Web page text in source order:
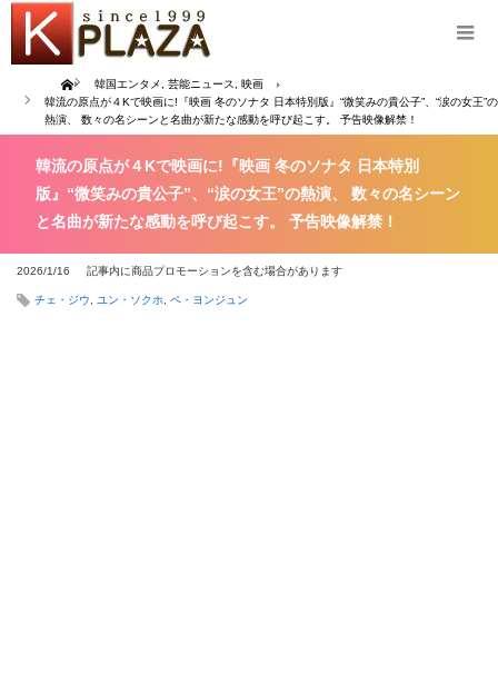
Home 韓国エンタメ 芸能ニュース
映画
韓流の原点が４Kで映画に!『映画 冬のソナタ 日本特別版』“微笑みの貴公子”、“涙の女王”の
熱演、 数々の名シーンと名曲が新たな感動を呼び起こす。 予告映像解禁！
韓流の原点が４Kで映画に!『映画 冬のソナタ 日本特別
版』“微笑みの貴公子”、“涙の女王”の熱演、 数々の名シーン
と名曲が新たな感動を呼び起こす。 予告映像解禁！
2026/1/16 記事内に商品プロモーションを含む場合があります
チェ・ジウ ユン・ソクホ ペ・ヨンジュン